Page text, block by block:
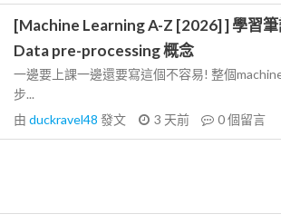
[Machine Learning A-Z [2026] ] 學習筆
Data pre-processing 概念
一邊要上課一邊還要寫這個不容易! 整個
步...
由 duckravel48 發文 3 天前 0個留言